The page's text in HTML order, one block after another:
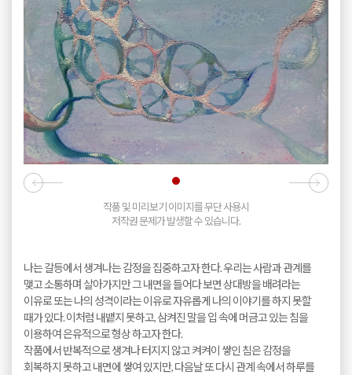
작품 및 미리보기 이미지를 무단 사용시
저작권 문제가 발생할 수 있습니다.
나는 갈등에서 생겨나는 감정을 집중하고자 한다. 우리는 사람과 관계를
맺고 소통하며 살아가지만 그 내면을 들어다 보면 상대방을 배려라는
이유로 또는 나의 성격이라는 이유로 자유롭게 나의 이야기를 하지 못할
때가 있다. 이처럼 내뱉지 못하고, 삼켜진 말을 입 속에 머금고 있는 침을
이용하여 은유적으로 형상 하고자 한다.
작품에서 반복적으로 생겨나 터지지 않고 켜켜이 쌓인 침은 감정을
회복하지 못하고 내면에 쌓여 있지만, 다음날 또 다시 관계 속에서 하루를